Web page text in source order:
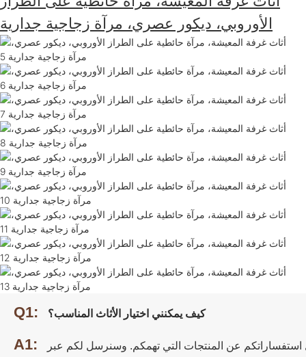
الأوروبي، ديكور عصري، مرآة زجاجية جدارية
Q1: كيف يمكنني اختيار الأثاث المناسب؟
A1:
استفساراتكم عن المنتجات التي تهمكم. وسنرسل لكم عبر